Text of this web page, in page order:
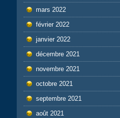
mars 2022
février 2022
janvier 2022
décembre 2021
novembre 2021
octobre 2021
septembre 2021
août 2021